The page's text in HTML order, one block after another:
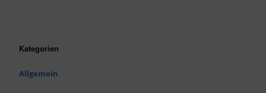
Kategorien
Allgemein